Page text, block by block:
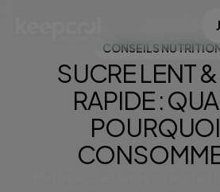
CONSEILS
SUCRE LENT
RAPIDE :